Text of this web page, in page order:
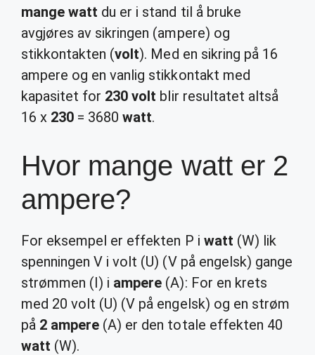
mange watt du er i stand til å bruke
avgjøres av sikringen (ampere) og
stikkontakten (volt). Med en sikring på 16
ampere og en vanlig stikkontakt med
kapasitet for 230 volt blir resultatet altså
16 x 230 = 3680watt.
Hvor mange watt er 2
ampere?
For eksempel er effekten P i watt (W) lik
spenningen V i volt (U) (V på engelsk) gange
strømmen (I) i ampere (A): For en krets
med 20 volt (U) (V på engelsk) og en strøm
på 2 ampere (A) er den totale effekten 40
watt (W).